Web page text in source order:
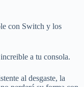
con Switch y los
a tu consola.
al desgaste, la